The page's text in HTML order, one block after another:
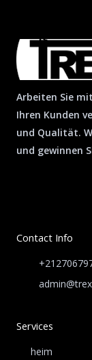
Arbeiten Sie
Ihren Kunden
und Qualität.
und gewinnen
Contact Info
Services
heim